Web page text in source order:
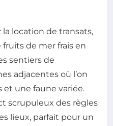
location de transats,
de mer frais en
sentiers de
adjacentes où l’on
et une faune variée.
scrupuleux des règles
lieux, parfait pour un